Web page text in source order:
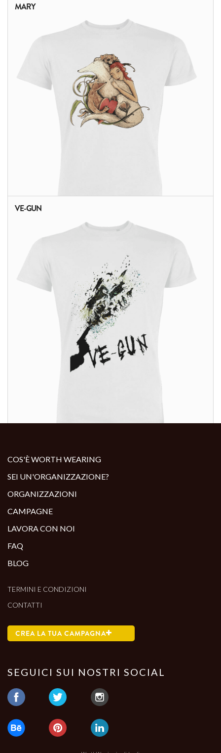
MARY
VE-GUN
COS'È WORTH WEARING
SEI UN'ORGANIZZAZIONE?
ORGANIZZAZIONI
CAMPAGNE
LAVORA CON NOI
FAQ
BLOG
TERMINI E CONDIZIONI
CONTATTI
CREA LA TUA CAMPAGNA
SEGUICI SUI NOSTRI SOCIAL